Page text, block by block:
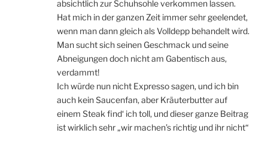
absichtlich zur Schuhsohle verkommen lassen.
Hat mich in der ganzen Zeit immer sehr geelendet,
wenn man dann gleich als Volldepp behandelt wird.
Man sucht sich seinen Geschmack und seine
Abneigungen doch nicht am Gabentisch aus,
verdammt!
Ich würde nun nicht Expresso sagen, und ich bin
auch kein Saucenfan, aber Kräuterbutter auf
einem Steak find‘ ich toll, und dieser ganze Beitrag
ist wirklich sehr „wir machen’s richtig und ihr nicht“